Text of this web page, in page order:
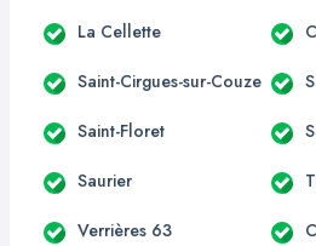
La Cellette
Saint-Cirgues-sur-Couze
Saint-Floret
Saurier
Verrières 63